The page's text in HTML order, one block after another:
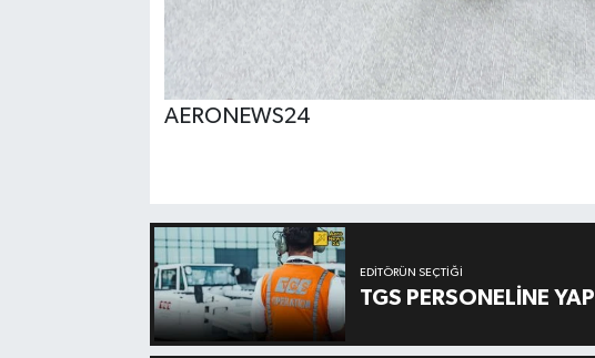
AERONEWS24
EDITÖRÜN SEÇTIĞI
TGS PERSONELİNE